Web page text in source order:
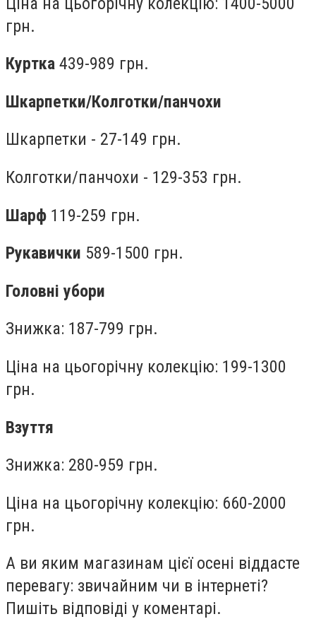
грн.
Куртка 439-989 грн.
Шкарпетки/Колготки/панчохи
Шкарпетки - 27-149 грн.
Колготки/панчохи - 129-353 грн.
Шарф 119-259 грн.
Рукавички 589-1500 грн.
Головні убори
Знижка: 187-799 грн.
Ціна на цьогорічну колекцію: 199-1300
грн.
Взуття
Знижка: 280-959 грн.
Ціна на цьогорічну колекцію: 660-2000
грн.
А ви яким магазинам цієї осені віддасте
перевагу: звичайним чи в інтернеті?
Пишіть відповіді у коментарі.